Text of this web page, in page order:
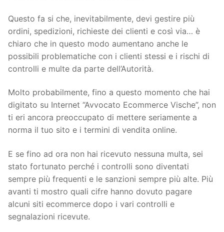
Questo fa si che, inevitabilmente, devi gestire più
ordini, spedizioni, richieste dei clienti e così via… è
chiaro che in questo modo aumentano anche le
possibili problematiche con i clienti stessi e i rischi di
controlli e multe da parte dell’Autorità.
Molto probabilmente, fino a questo momento che hai
digitato su Internet “Avvocato Ecommerce Vische”, non
ti eri ancora preoccupato di mettere seriamente a
norma il tuo sito e i termini di vendita online.
E se fino ad ora non hai ricevuto nessuna multa, sei
stato fortunato perché i controlli sono diventati
sempre più frequenti e le sanzioni sempre più alte. Più
avanti ti mostro quali cifre hanno dovuto pagare
alcuni siti ecommerce dopo i vari controlli e
segnalazioni ricevute.